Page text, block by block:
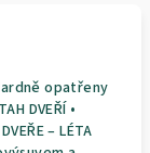
opatřeny
DVEŘÍ •
– LÉTA